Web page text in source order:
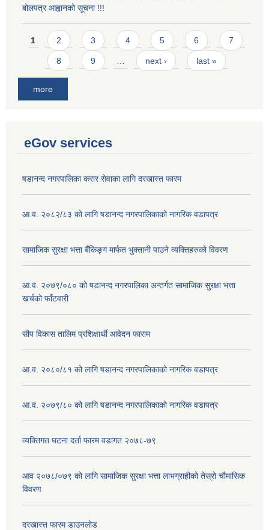
बोलपत्र आह्वानको सूचना !!!
Pages
1 2 3 4 5 6 7
8 9 … next › last »
more
eGov services
षडानन्द नगरपालिका करार सेवाका लागि दरखास्त फारम
आ.व. २०८२/८३ को लागि षडानन्द नगरपालिकाको नागरिक वडापत्र
सामाजिक सुरक्षा भत्ता बैंकिङ्ग मार्फत भुक्तानी पाउने व्यक्तिहरुको विवरण
आ.व. २०७९/०८० को षडानन्द नगरपालिका अन्तर्गत सामाजिक सुरक्षा भत्ता
खर्चको फाँटवारी
सीप विकास तालिम प्रशिक्षार्थी आवेदन फाराम
आ.व. २०८०/८१ को लागि षडानन्द नगरपालिकाको नागरिक वडापत्र
आ.व. २०७९/८० को लागि षडानन्द नगरपालिकाको नागरिक वडापत्र
व्यक्तिगत घटना दर्ता फारम वडागत २०७८-७९
आव २०७८/०७९ को लागि सामाजिक सुरक्षा भत्ता लाभग्राहीको तेस्रो चौमासिक
विवरण
दरखास्त फारम डाउनलोड